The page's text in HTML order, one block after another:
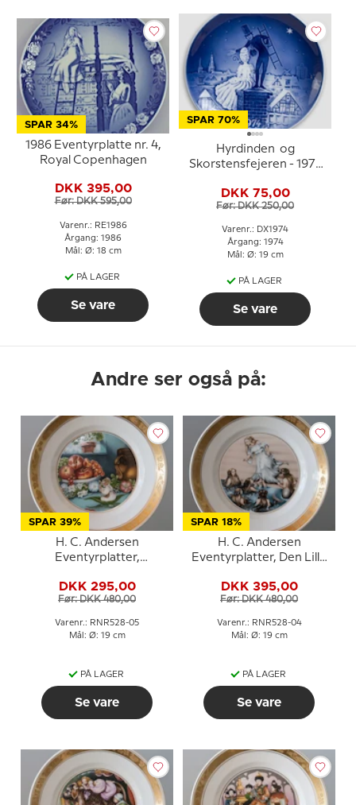
SPAR 34%
1986 Eventyrplatte nr. 4,
Royal Copenhagen
DKK 395,00
Før: DKK 595,00
Varenr.: RE1986
Årgang: 1986
Mål: Ø: 18 cm
PÅ LAGER
Se vare
SPAR 70%
Hyrdinden og
Skorstensfejeren - 1974
Juleplatte
DKK 75,00
Før: DKK 250,00
Varenr.: DX1974
Årgang: 1974
Mål: Ø: 19 cm
PÅ LAGER
Se vare
Andre ser også på:
SPAR 39%
H. C. Andersen
Eventyrplatter,
af Royal Copenhagen
DKK 295,00
Før: DKK 480,00
Varenr.: RNR528-05
Mål: Ø: 19 cm
PÅ LAGER
Se vare
SPAR 18%
H. C. Andersen
Eventyrplatter, Den Lille
Copenhagen
DKK 395,00
Før: DKK 480,00
Varenr.: RNR528-04
Mål: Ø: 19 cm
PÅ LAGER
Se vare